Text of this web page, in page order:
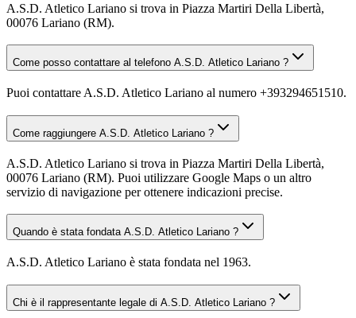
A.S.D. Atletico Lariano si trova in Piazza Martiri Della Libertà,
00076 Lariano (RM).
Come posso contattare al telefono A.S.D. Atletico Lariano ?
Puoi contattare A.S.D. Atletico Lariano al numero +393294651510.
Come raggiungere A.S.D. Atletico Lariano ?
A.S.D. Atletico Lariano si trova in Piazza Martiri Della Libertà,
00076 Lariano (RM). Puoi utilizzare Google Maps o un altro
servizio di navigazione per ottenere indicazioni precise.
Quando è stata fondata A.S.D. Atletico Lariano ?
A.S.D. Atletico Lariano è stata fondata nel 1963.
Chi è il rappresentante legale di A.S.D. Atletico Lariano ?